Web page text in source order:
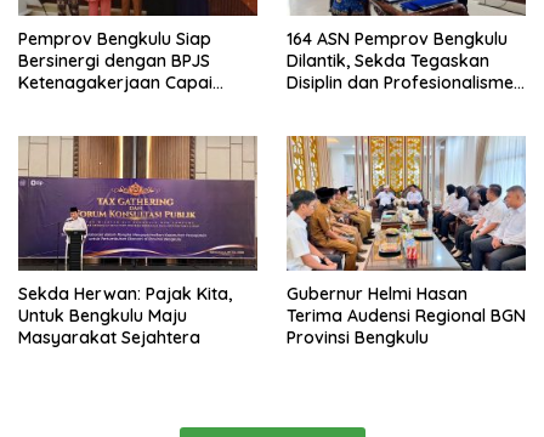
Pemprov Bengkulu Siap
Bersinergi dengan BPJS
Ketenagakerjaan Capai
164 ASN Pemprov Bengkulu
Dilantik, Sekda Tegaskan
Disiplin dan Profesionalisme
Sekda Herwan: Pajak Kita,
Untuk Bengkulu Maju
Masyarakat Sejahtera
Gubernur Helmi Hasan
Terima Audensi Regional BGN
Provinsi Bengkulu